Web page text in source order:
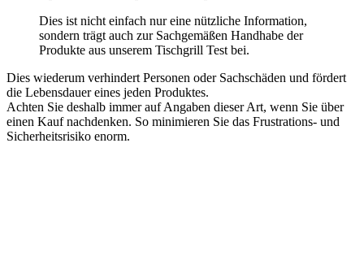
Dies ist nicht einfach nur eine nützliche Information,
sondern trägt auch zur Sachgemäßen Handhabe der
Produkte aus unserem Tischgrill Test bei.
Dies wiederum verhindert Personen oder Sachschäden und fördert
die Lebensdauer eines jeden Produktes.
Achten Sie deshalb immer auf Angaben dieser Art, wenn Sie über
einen Kauf nachdenken. So minimieren Sie das Frustrations- und
Sicherheitsrisiko enorm.